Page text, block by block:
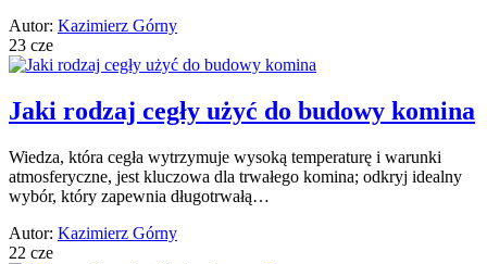
Autor: Kazimierz Górny
23 cze
Jaki rodzaj cegły użyć do budowy komina
Wiedza, która cegła wytrzymuje wysoką temperaturę i warunki
atmosferyczne, jest kluczowa dla trwałego komina; odkryj idealny
wybór, który zapewnia długotrwałą…
Autor: Kazimierz Górny
22 cze